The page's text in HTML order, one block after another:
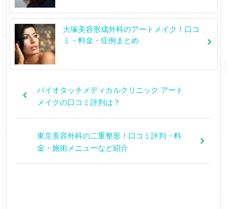
大塚美容形成外科のアートメイク！口コ
ミ・料金・症例まとめ
バイオタッチメディカルクリニック アート
メイクの口コミ評判は？
東京美容外科の二重整形！口コミ評判・料
金・施術メニューなど紹介